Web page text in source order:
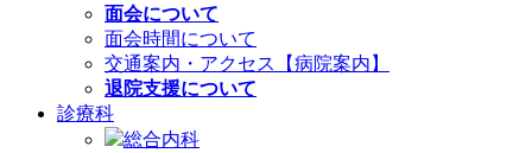
面会について
面会時間について
交通案内・アクセス【病院案内】
退院支援について
診療科
総合内科